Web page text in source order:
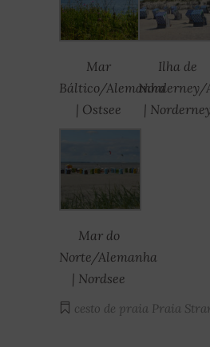
Mar
Báltico/Alemanha
| Ostsee
Ilha de
Norderney/
| Norderney
Mar do
Norte/Alemanha
| Nordsee
cesto de praia Praia